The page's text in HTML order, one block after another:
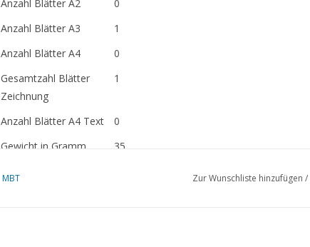
Anzahl Blätter A2
0
Anzahl Blätter A3
1
Anzahl Blätter A4
0
Gesamtzahl Blätter
Zeichnung
1
Anzahl Blätter A4 Text
0
Gewicht in Gramm
35
MBT Zur Wunschliste hinzufügen /